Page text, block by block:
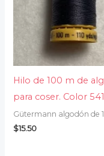
Hilo de 100 m de
para coser. Color
Gütermann algodón de
$15.50